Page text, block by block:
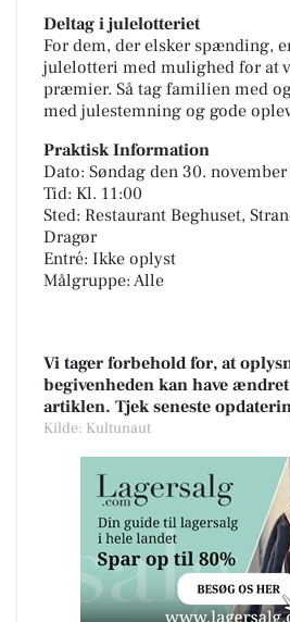
Deltag i julelotteriet
For dem, der elsker spænding,
julelotteri med mulighed for at
præmier. Så tag familien med
med julestemning og gode
Praktisk Information
Dato: Søndag den 30.
Tid: Kl. 11:00
Sted: Restaurant Beghuset,
Dragør
Entré: Ikke oplyst
Målgruppe: Alle
Vi tager forbehold for, at
begivenheden kan have
artiklen. Tjek seneste
Kilde: Kultunaut